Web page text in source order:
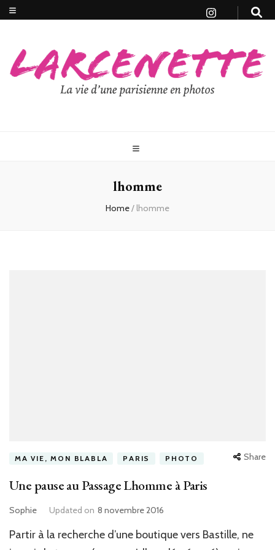
lhomme
Home/ lhomme
MA VIE, MON BLABLA PARIS PHOTO Share
Une pause au Passage Lhomme à Paris
Sophie Updated on 8 novembre 2016
Partir à la recherche d’une boutique vers Bastille, ne